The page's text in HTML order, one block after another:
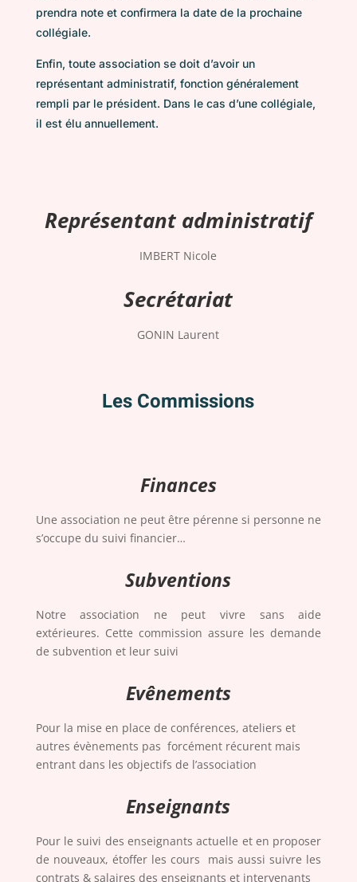
prendra note et confirmera la date de la prochaine
collégiale.
Enfin, toute association se doit d’avoir un
représentant administratif, fonction généralement
rempli par le président. Dans le cas d’une collégiale,
il est élu annuellement.
Représentant administratif
IMBERT Nicole
Secrétariat
GONIN Laurent
Les Commissions
Finances
Une association ne peut être pérenne si personne ne
s’occupe du suivi financier…
Subventions
Notre association ne peut vivre sans aide
extérieures. Cette commission assure les demande
de subvention et leur suivi
Evênements
Pour la mise en place de conférences, ateliers et
autres évènements pas forcément récurent mais
entrant dans les objectifs de l’association
Enseignants
Pour le suivi des enseignants actuelle et en proposer
de nouveaux, étoffer les cours mais aussi suivre les
contrats & salaires des enseignants et intervenants